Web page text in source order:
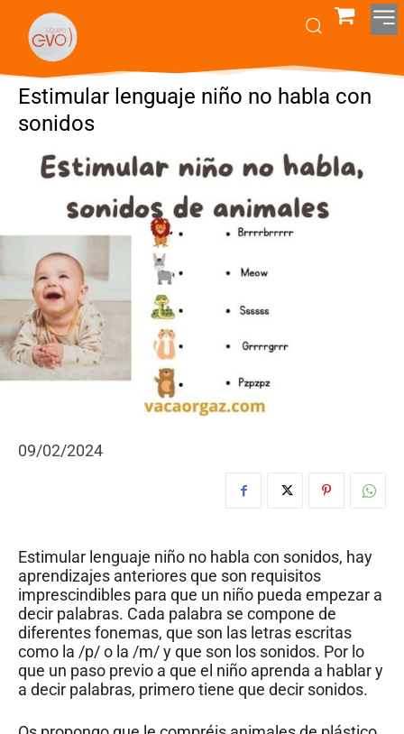
Estimular lenguaje niño no habla con
sonidos
09/02/2024
Estimular lenguaje niño no habla con sonidos, hay
aprendizajes anteriores que son requisitos
imprescindibles para que un niño pueda empezar a
decir palabras. Cada palabra se compone de
diferentes fonemas, que son las letras escritas
como la /p/ o la /m/ y que son los sonidos. Por lo
que un paso previo a que el niño aprenda a hablar y
a decir palabras, primero tiene que decir sonidos.